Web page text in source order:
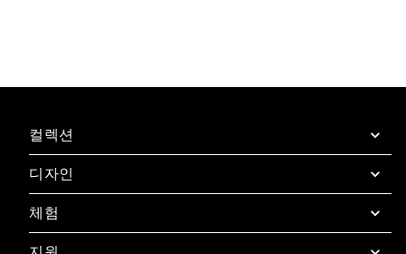
컬렉션
SuperOven
부속품
디자인
디자인 컨시어지
디자인 라운지
체험